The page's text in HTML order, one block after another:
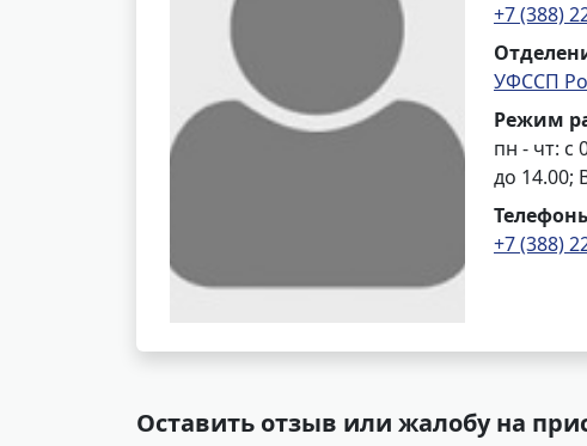
+7 (388)
УФССП
Режим
пн - чт: с
до 14.00;
+7 (388)
Оставить отзыв или жалобу на